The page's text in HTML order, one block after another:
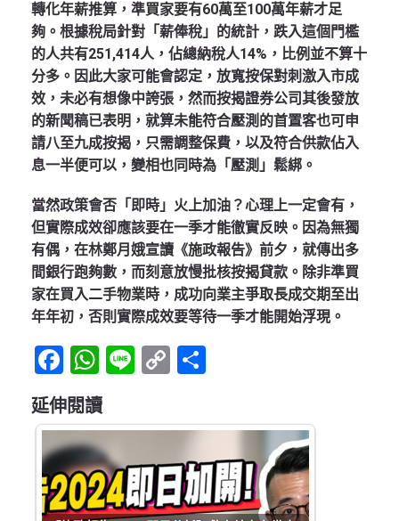
轉化年薪推算，準買家要有60萬至100萬年薪才足
夠。根據稅局針對「薪俸稅」的統計，跌入這個門檻
的人共有251,414人，佔總納稅人14%，比例並不算十
分多。因此大家可能會認定，放寬按保對刺激入市成
效，未必有想像中誇張，然而按揭證券公司其後發放
的新聞稿已表明，就算未能符合壓測的首置客也可申
請八至九成按揭，只需調整保費，以及符合供款佔入
息一半便可以，變相也同時為「壓測」鬆綁。
當然政策會否「即時」火上加油？心理上一定會有，
但實際成效卻應該要在一季才能徹實反映。因為無獨
有偶，在林鄭月娥宣讀《施政報告》前夕，就傳出多
間銀行跑夠數，而刻意放慢批核按揭貸款。除非準買
家在買入二手物業時，成功向業主爭取長成交期至出
年年初，否則實際成效要等待一季才能開始浮現。
Facebook
WhatsApp
LineCopy
延伸閱讀